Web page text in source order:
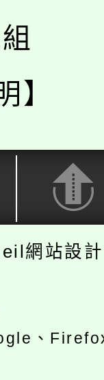
】
網站設
、